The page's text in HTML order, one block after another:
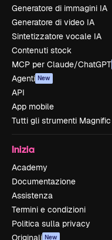
Generatore di immagini IA
Generatore di video IA
Sintetizzatore vocale IA
Contenuti stock
MCP per Claude/ChatGPT
Agenti New
API
App mobile
Tutti gli strumenti Magnific
Inizia
Academy
Documentazione
Assistenza
Termini e condizioni
Politica sulla privacy
Originali New